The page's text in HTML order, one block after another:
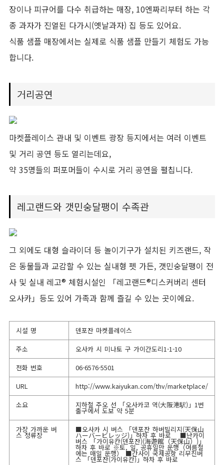
장이나 피규어를 다수 취급하는 매장, 10엔짜리부터 하는 각
종 과자가 진열된 다가시(옛날과자) 집 등도 있어요.
식품 샘플 매장에서는 실제로 식품 샘플 만들기 체험도 가능
합니다.
거리공연
마켓플레이스 관내 및 이벤트 광장 등지에서는 여러 이벤트
및 거리 공연 등도 열리는데요,
약 35명들의 퍼포머들이 수시로 거리 공연을 펼칩니다.
레고랜드와 갯민숭달팽이 수족관
그 외에도 대형 슬라이더 등 놀이기구가 설치된 키즈랜드, 작
은 동물들과 교감할 수 있는 실내형 펫 가든, 갯민숭달팽이 전
사 및 실내 레고® 체험시설인 「레고랜드®디스커버리 센터
오사카」등도 있어 가족과 함께 즐길 수 있는 곳이에요.
시설 명
덴포잔 마켓플레이스
주소
오사카 시 미나토 구 가이간도리1-1-10
전화 번호
06-6576-5501
URL
http://www.kaiyukan.com/thv/marketplace/
소요
지하철 주오 선 「오사카코 역(大阪港駅)」1번
출구에서 도보 약 5분
가장 가까운 버
스 정류장
■오사카 시 버스 「덴포잔 하버빌리지(天保山
ハーバービレッジ)」하차 후 바로 ■난카이
버스 「가이유칸(덴포잔)(海遊館（天保山）)」
하차 후 바로 ※토, 일, 공휴일만 운행（여름철
에는 매일 운행） ■간사이 국제공항 리무진버
스 「덴포잔(가이유칸)」하차 후 바로